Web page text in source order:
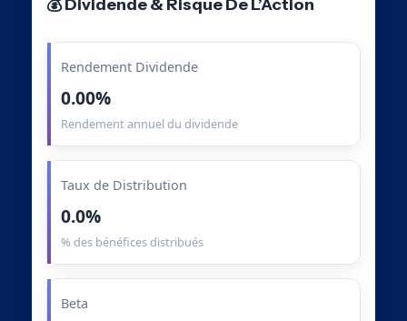
💰 Dividende & Risque De L’Action
Rendement Dividende
0.00%
Rendement annuel du dividende
Taux de Distribution
0.0%
% des bénéfices distribués
Beta